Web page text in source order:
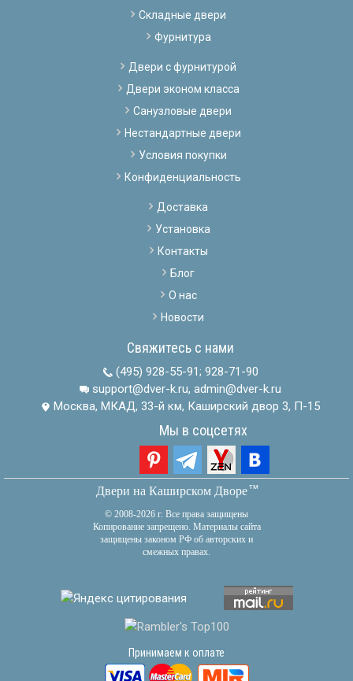
Складные двери
Фурнитура
Двери с фурнитурой
Двери эконом класса
Санузловые двери
Нестандартные двери
Условия покупки
Конфиденциальность
Доставка
Установка
Контакты
Блог
О нас
Новости
Свяжитесь с нами
(495) 928-55-91; 928-71-90
support@dver-k.ru, admin@dver-k.ru
Москва, МКАД, 33-й км, Каширский двор 3, П-15
Мы в соцсетях
Двери на Каширском Дворетм
© 2008-2026 г. Все права защищены
Копирование запрещено. Материалы сайта
защищены законом РФ об авторских и
смежных правах.
Принимаем к оплате